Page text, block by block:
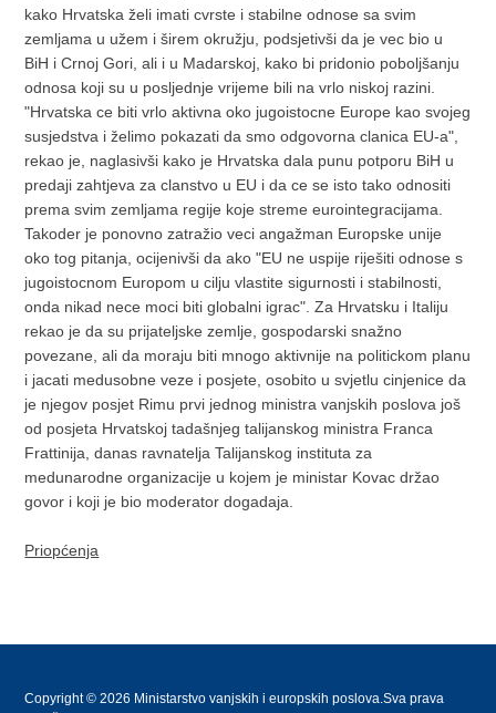
kako Hrvatska želi imati cvrste i stabilne odnose sa svim
zemljama u užem i širem okružju, podsjetivši da je vec bio u
BiH i Crnoj Gori, ali i u Madarskoj, kako bi pridonio poboljšanju
odnosa koji su u posljednje vrijeme bili na vrlo niskoj razini.
"Hrvatska ce biti vrlo aktivna oko jugoistocne Europe kao svojeg
susjedstva i želimo pokazati da smo odgovorna clanica EU-a",
rekao je, naglasivši kako je Hrvatska dala punu potporu BiH u
predaji zahtjeva za clanstvo u EU i da ce se isto tako odnositi
prema svim zemljama regije koje streme eurointegracijama.
Takoder je ponovno zatražio veci angažman Europske unije
oko tog pitanja, ocijenivši da ako "EU ne uspije riješiti odnose s
jugoistocnom Europom u cilju vlastite sigurnosti i stabilnosti,
onda nikad nece moci biti globalni igrac". Za Hrvatsku i Italiju
rekao je da su prijateljske zemlje, gospodarski snažno
povezane, ali da moraju biti mnogo aktivnije na politickom planu
i jacati medusobne veze i posjete, osobito u svjetlu cinjenice da
je njegov posjet Rimu prvi jednog ministra vanjskih poslova još
od posjeta Hrvatskoj tadašnjeg talijanskog ministra Franca
Frattinija, danas ravnatelja Talijanskog instituta za
medunarodne organizacije u kojem je ministar Kovac držao
govor i koji je bio moderator dogadaja.
Priopćenja
Copyright © 2026 Ministarstvo vanjskih i europskih poslova.Sva prava